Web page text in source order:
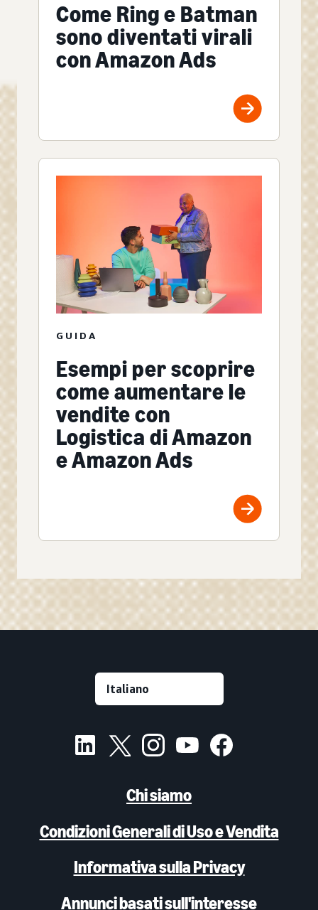
Come Ring e Batman
sono diventati virali
con Amazon Ads
GUIDA
Esempi per scoprire
come aumentare le
vendite con
Logistica di Amazon
e Amazon Ads
Chi siamo
Condizioni Generali di Uso e Vendita
Informativa sulla Privacy
Annunci basati sull'interesse